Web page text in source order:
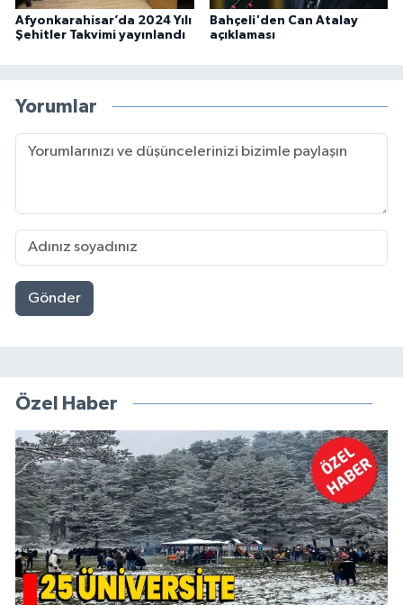
Afyonkarahisar’da 2024 Yılı
Şehitler Takvimi yayınlandı
Bahçeli'den Can Atalay
açıklaması
Yorumlar
Gönder
Özel Haber